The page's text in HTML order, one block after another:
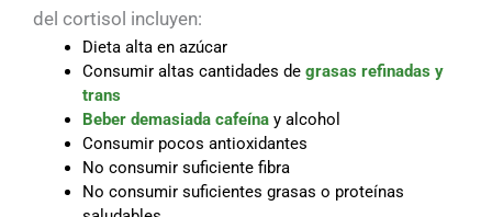
del cortisol incluyen:
Dieta alta en azúcar
Consumir altas cantidades de grasas refinadas y
trans
Beber demasiada cafeína y alcohol
Consumir pocos antioxidantes
No consumir suficiente fibra
No consumir suficientes grasas o proteínas